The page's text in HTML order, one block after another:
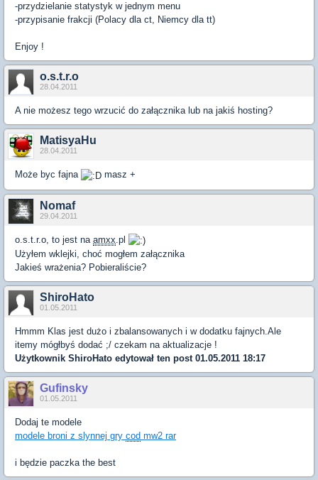
-przydzielanie statystyk w jednym menu
-przypisanie frakcji (Polacy dla ct, Niemcy dla tt)
Enjoy !
o.s.t.r.o
28.04.2011
A nie możesz tego wrzucić do załącznika lub na jakiś hosting?
MatisyaHu
28.04.2011
Może byc fajna masz +
Nomaf
29.04.2011
o.s.t.r.o, to jest na amxx .pl
Użyłem wklejki, choć mogłem załącznika
Jakieś wrażenia? Pobieraliście?
ShiroHato
01.05.2011
Hmmm Klas jest dużo i zbalansowanych i w dodatku fajnych.Ale
itemy mógłbyś dodać ;/ czekam na aktualizacje !
Użytkownik ShiroHato edytował ten post 01.05.2011 18:17
Gufinsky
01.05.2011
Dodaj te modele
modele broni z slynnej gry cod mw2 rar
i będzie paczka the best